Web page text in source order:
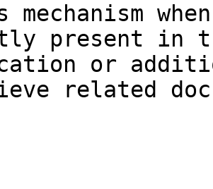
mechanism
present in
or